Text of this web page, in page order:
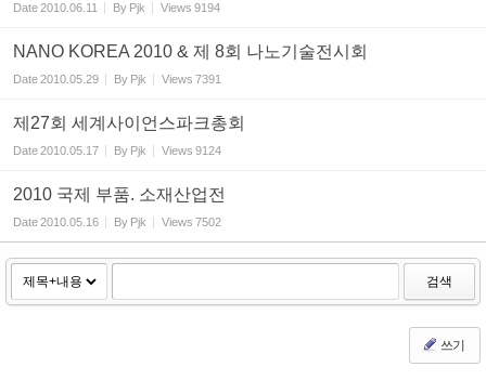
Date2010.06.11 By Pjk Views 9194
NANO KOREA 2010 & 제 8회 나노기술전시회
Date2010.05.29 By Pjk Views 7391
제27회 세계사이언스파크총회
Date2010.05.17 By Pjk Views 9124
2010 국제 부품. 소재산업전
Date2010.05.16 By Pjk Views 7502
검색
쓰기